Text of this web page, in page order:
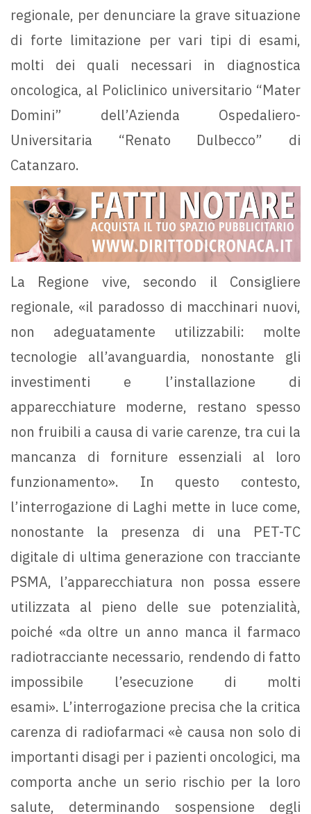
regionale, per denunciare la grave situazione
di forte limitazione per vari tipi di esami,
molti dei quali necessari in diagnostica
oncologica, al Policlinico universitario “Mater
Domini” dell’Azienda Ospedaliero-
Universitaria “Renato Dulbecco” di
Catanzaro.
La Regione vive, secondo il Consigliere
regionale, «il paradosso di macchinari nuovi,
non adeguatamente utilizzabili: molte
tecnologie all’avanguardia, nonostante gli
investimenti e l’installazione di
apparecchiature moderne, restano spesso
non fruibili a causa di varie carenze, tra cui la
mancanza di forniture essenziali al loro
funzionamento». In questo contesto,
l’interrogazione di Laghi mette in luce come,
nonostante la presenza di una PET-TC
digitale di ultima generazione con tracciante
PSMA, l’apparecchiatura non possa essere
utilizzata al pieno delle sue potenzialità,
poiché «da oltre un anno manca il farmaco
radiotracciante necessario, rendendo di fatto
impossibile l’esecuzione di molti
esami». L’interrogazione precisa che la critica
carenza di radiofarmaci «è causa non solo di
importanti disagi per i pazienti oncologici, ma
comporta anche un serio rischio per la loro
salute, determinando sospensione degli